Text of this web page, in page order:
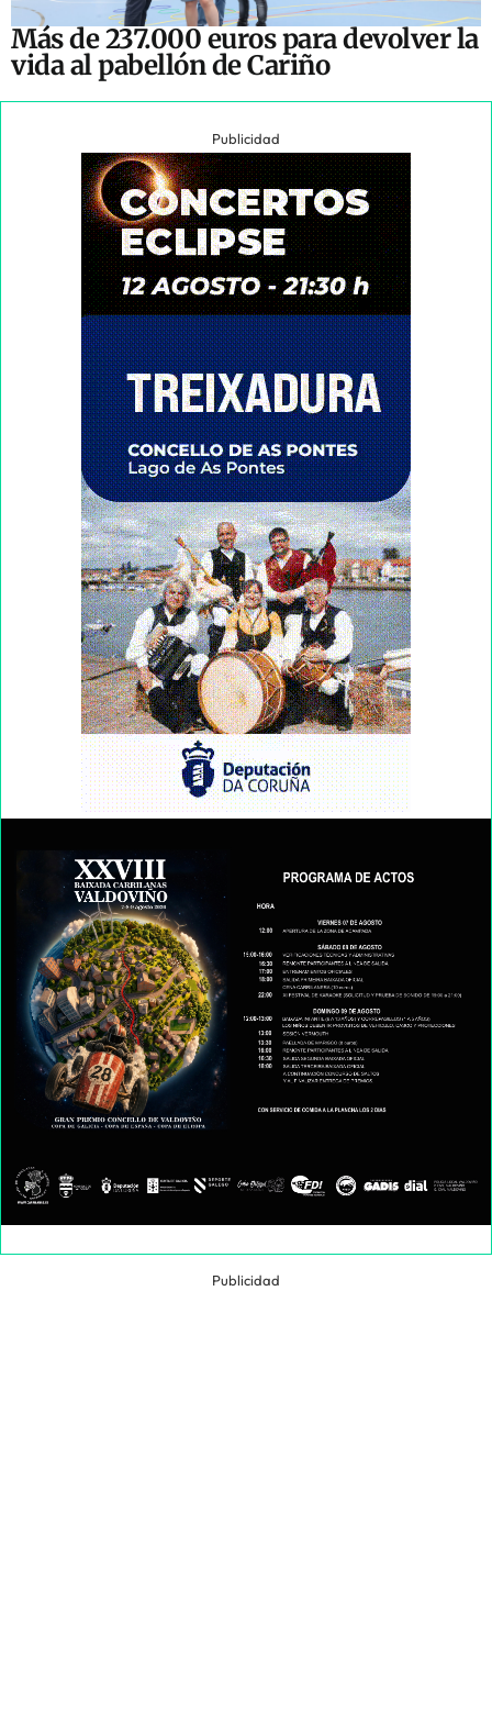
Más de 237.000 euros para devolver la
vida al pabellón de Cariño
Publicidad
Publicidad